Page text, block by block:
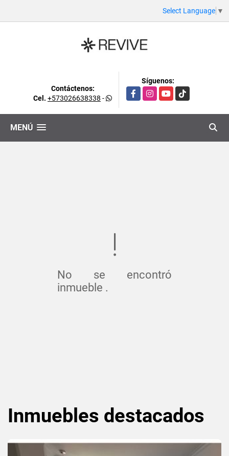
Select Language ▼
Contáctenos:
Cel. +573026638338 -
Síguenos:
FacebookInstagramYouTubeTikTok
MENÚ
No se encontró
inmueble .
Inmuebles destacados